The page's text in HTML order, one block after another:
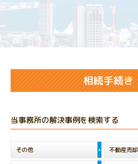
相続手続き
当事務所の解決事例を検索する
その他 不動産売却